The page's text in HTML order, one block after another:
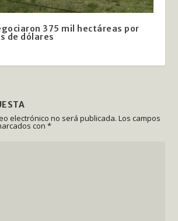
375 mil hectáreas por
de dólares
electrónico no será publicada. Los campos
con*